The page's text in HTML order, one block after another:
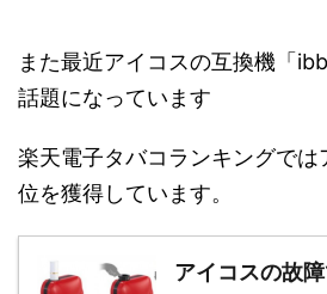
また最近アイコスの互換機「
話題になっています
楽天電子タバコランキングでは
位を獲得しています。
アイコスの故